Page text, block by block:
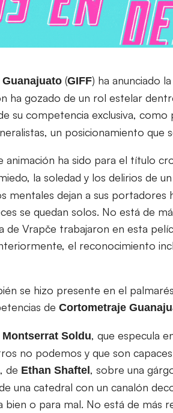
(GIFF) ha anunciado
ha gozado de un rol estelar
su competencia exclusiva,
un posicionamiento que
ha sido para el título
la soledad y los delirios de
mentales dejan a sus portadores
se quedan solos. No está de
de Vrapče trabajaron en esta
el reconocimiento
se hizo presente en el
de Cortometraje
Montserrat Soldu, que especula
no podemos y que son
, de Ethan Shaftel, sobre una
una catedral con un canalón
bien o para mal. No está de más